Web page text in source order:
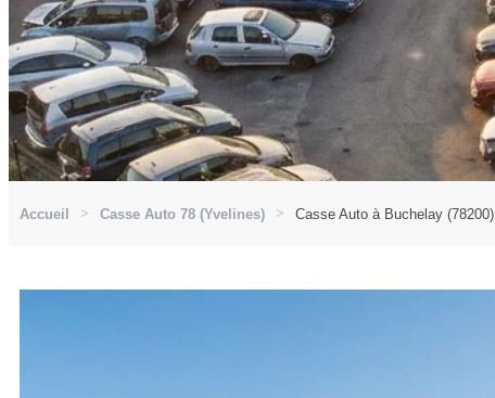
Accueil Casse Auto 78 (Yvelines) Casse Auto à Buchelay (78200)